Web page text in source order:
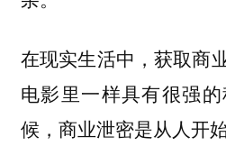
在现实生活中，获取商
电影里一样具有很强
候，商业泄密是从人开